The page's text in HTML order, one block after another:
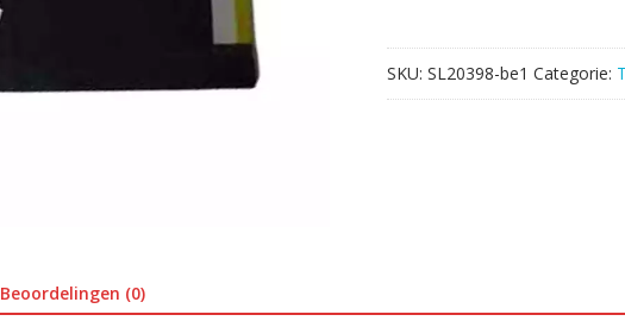
aantal
SKU: SL20398-be1 Categorie:
Beoordelingen (0)